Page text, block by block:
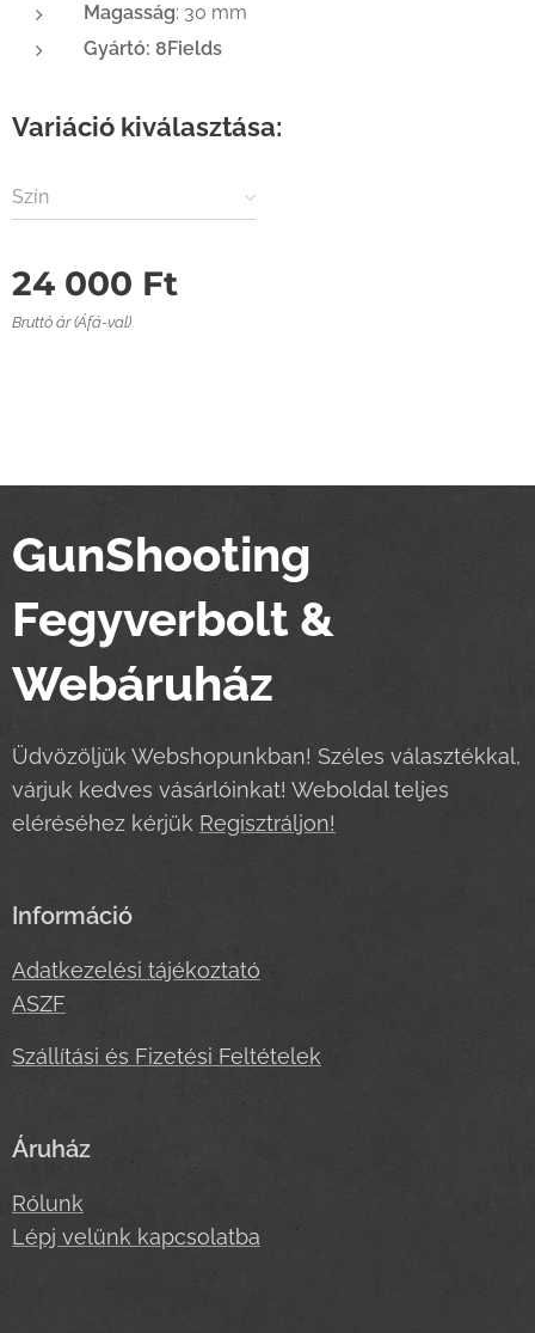
Magasság: 30 mm
Gyártó: 8Fields
Variáció kiválasztása:
Szín
24 000 Ft
Bruttó ár (Áfá-val)
GunShooting
Fegyverbolt &
Webáruház
Üdvözöljük Webshopunkban! Széles választékkal,
várjuk kedves vásárlóinkat! Weboldal teljes
eléréséhez kérjük Regisztráljon!
Információ
Adatkezelési tájékoztató
ASZF
Szállítási és Fizetési Feltételek
Áruház
Rólunk
Lépj velünk kapcsolatba